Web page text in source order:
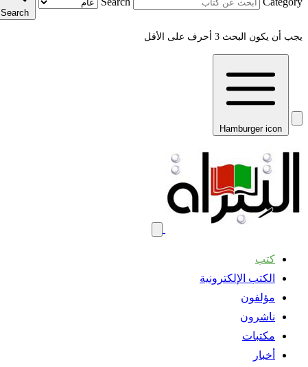
Search
يجب أن يكون البحث 3 أحرف على الأقل
Hamburger icon
كتب
الكتب الإلكترونية
مؤلفون
ناشرون
مكتبات
أخبار